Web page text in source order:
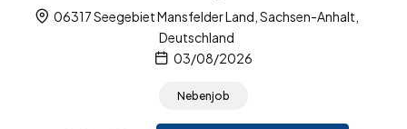
06317 Seegebiet Mansfelder Land, Sachsen-Anhalt,
Deutschland
03/08/2026
Nebenjob